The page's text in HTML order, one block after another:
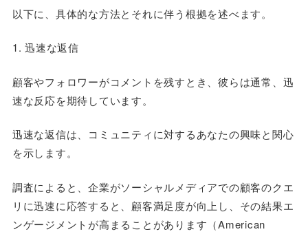
以下に、具体的な方法とそれに伴う根拠を述べます。
1. 迅速な返信
顧客やフォロワーがコメントを残すとき、彼らは通常、迅
速な反応を期待しています。
迅速な返信は、コミュニティに対するあなたの興味と関心
を示します。
調査によると、企業がソーシャルメディアでの顧客のクエ
リに迅速に応答すると、顧客満足度が向上し、その結果エ
ンゲージメントが高まることがあります（American